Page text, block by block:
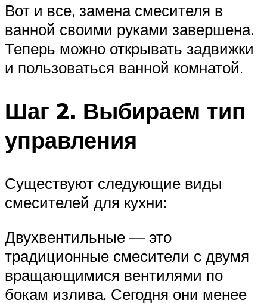
Вот и все, замена смесителя в
ванной своими руками завершена.
Теперь можно открывать задвижки
и пользоваться ванной комнатой.
Шаг 2. Выбираем тип
управления
Существуют следующие виды
смесителей для кухни:
Двухвентильные — это
традиционные смесители с двумя
вращающимися вентилями по
бокам излива. Сегодня они менее